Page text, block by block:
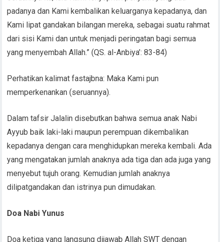
padanya dan Kami kembalikan keluarganya kepadanya, dan
Kami lipat gandakan bilangan mereka, sebagai suatu rahmat
dari sisi Kami dan untuk menjadi peringatan bagi semua
yang menyembah Allah.” (QS. al-Anbiya’: 83-84)
Perhatikan kalimat fastajbna: Maka Kami pun
memperkenankan (seruannya).
Dalam tafsir Jalalin disebutkan bahwa semua anak Nabi
Ayyub baik laki-laki maupun perempuan dikembalikan
kepadanya dengan cara menghidupkan mereka kembali. Ada
yang mengatakan jumlah anaknya ada tiga dan ada juga yang
menyebut tujuh orang. Kemudian jumlah anaknya
dilipatgandakan dan istrinya pun dimudakan.
Doa Nabi Yunus
Doa ketiga yang langsung dijawab Allah SWT dengan